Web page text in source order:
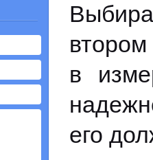
в
его